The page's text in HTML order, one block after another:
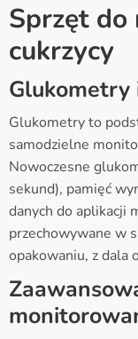
Sprzęt
cukrzycy
Glukometry
Glukometry to
samodzielne
Nowoczesne
sekund), pamięć
danych do aplikacji
przechowywane w
opakowaniu, z dala